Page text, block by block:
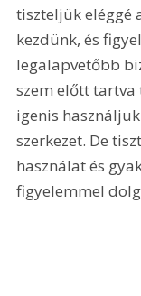
tiszteljük eléggé
kezdünk, és
legalapvetőbb
szem előtt tartva
igenis
szerkezet. De
használat és
figyelemmel